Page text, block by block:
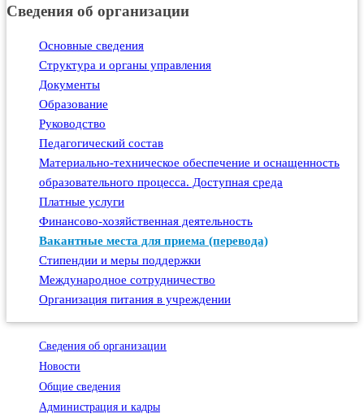
Сведения об организации
Основные сведения
Структура и органы управления
Документы
Образование
Руководство
Педагогический состав
Материально-техническое обеспечение и оснащенность
образовательного процесса. Доступная среда
Платные услуги
Финансово-хозяйственная деятельность
Вакантные места для приема (перевода)
Стипендии и меры поддержки
Международное сотрудничество
Организация питания в учреждении
Сведения об организации
Новости
Общие сведения
Администрация и кадры